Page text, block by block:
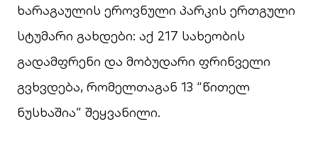
ხარაგაულის ეროვნული პარკის ერთგული
სტუმარი გახდები: აქ 217 სახეობის
გადამფრენი და მობუდარი ფრინველი
გვხვდება, რომელთაგან 13 “წითელ
ნუსხაშია” შეყვანილი.